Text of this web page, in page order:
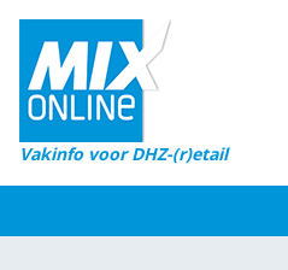
Vakinfo voor DHZ-(r)etail
Home
Magazines
DHZ Sessie